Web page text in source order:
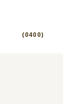
(0400)